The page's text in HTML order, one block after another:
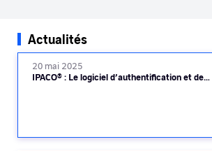
Actualités
20 mai 2025
IPACO® : Le logiciel d’authentification et de…